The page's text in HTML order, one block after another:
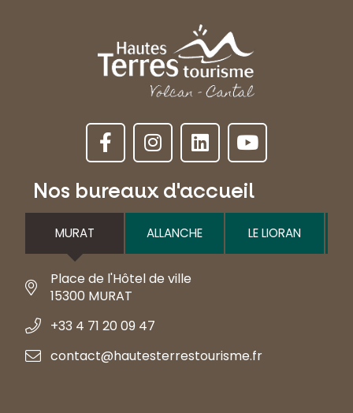
Nos bureaux d'accueil
MURAT ALLANCHE LE LIORAN
Place de l'Hôtel de ville
15300 MURAT
+33 4 71 20 09 47
contact@hautesterrestourisme.fr